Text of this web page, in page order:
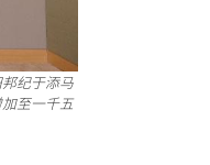
纪于添马
至一千五